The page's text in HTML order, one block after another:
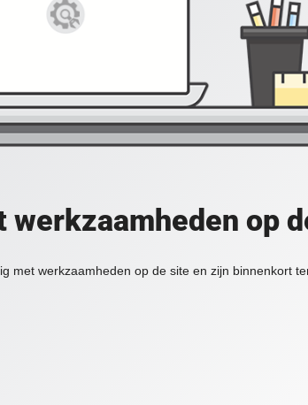
werkzaamheden op
met werkzaamheden op de site en zijn binnenkort